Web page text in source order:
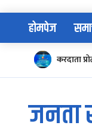
होमपेज
करदाता
जनता